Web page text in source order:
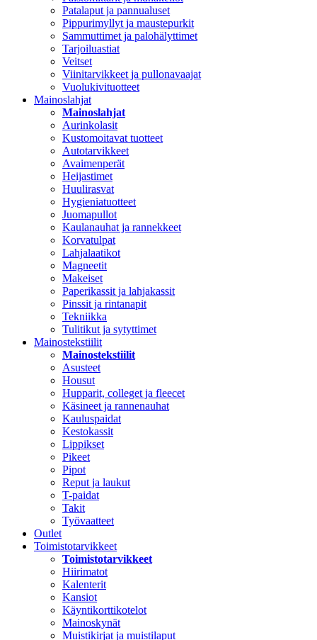
Patalaput ja pannualuset
Pippurimyllyt ja maustepurkit
Sammuttimet ja palohälyttimet
Tarjoiluastiat
Veitset
Viinitarvikkeet ja pullonavaajat
Vuolukivituotteet
Mainoslahjat
Mainoslahjat
Aurinkolasit
Kustomoitavat tuotteet
Autotarvikkeet
Avaimenperät
Heijastimet
Huulirasvat
Hygieniatuotteet
Juomapullot
Kaulanauhat ja rannekkeet
Korvatulpat
Lahjalaatikot
Magneetit
Makeiset
Paperikassit ja lahjakassit
Pinssit ja rintanapit
Tekniikka
Tulitikut ja sytyttimet
Mainostekstiilit
Mainostekstiilit
Asusteet
Housut
Hupparit, colleget ja fleecet
Käsineet ja rannenauhat
Kauluspaidat
Kestokassit
Lippikset
Pikeet
Pipot
Reput ja laukut
T-paidat
Takit
Työvaatteet
Outlet
Toimistotarvikkeet
Toimistotarvikkeet
Hiirimatot
Kalenterit
Kansiot
Käyntikorttikotelot
Mainoskynät
Muistikirjat ja muistilaput